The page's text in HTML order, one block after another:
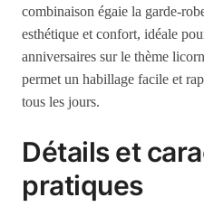
combinaison égaie la garde-
esthétique et confort, idéale
anniversaires sur le thème
permet un habillage facile et
tous les jours.
Détails et
pratiques